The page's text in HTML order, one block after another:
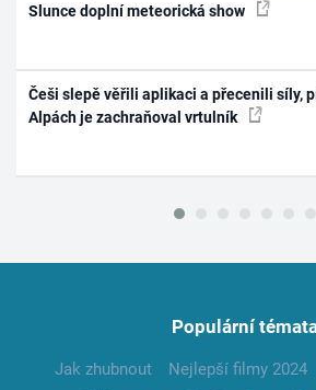
Slunce doplní meteorická show
Češi slepě věřili aplikaci a přecenili síly,
Alpách je zachraňoval vrtulník
Populární
Jak zhubnout Nejlepší filmy 2024